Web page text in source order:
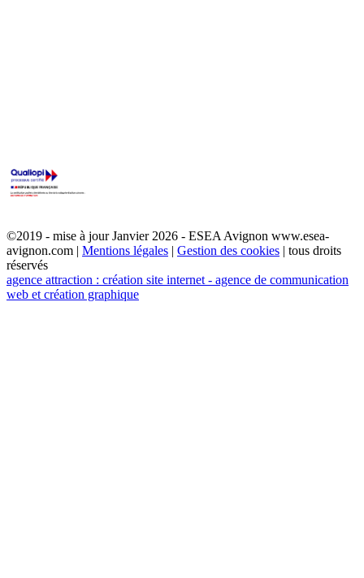
©2019 - mise à jour Janvier 2026 - ESEA Avignon www.esea-
avignon.com | Mentions légales | Gestion des cookies | tous droits
réservés
agence attraction : création site internet - agence de communication
web et création graphique